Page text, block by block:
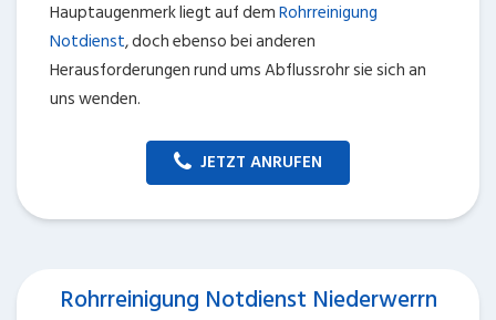
Hauptaugenmerk liegt auf demRohrreinigung
Notdienst, doch ebenso bei anderen
Herausforderungen rund ums Abflussrohr sie sich an
uns wenden.
JETZT ANRUFEN
Rohrreinigung Notdienst Niederwerrn